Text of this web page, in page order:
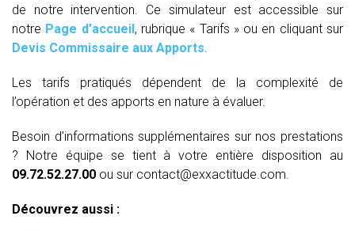
de notre intervention. Ce simulateur est accessible sur
notre Page d’accueil, rubrique « Tarifs » ou en cliquant sur
Devis Commissaire aux Apports.
Les tarifs pratiqués dépendent de la complexité de
l’opération et des apports en nature à évaluer.
Besoin d’informations supplémentaires sur nos prestations
? Notre équipe se tient à votre entière disposition au
09.72.52.27.00 ou sur contact@exxactitude.com.
Découvrez aussi :